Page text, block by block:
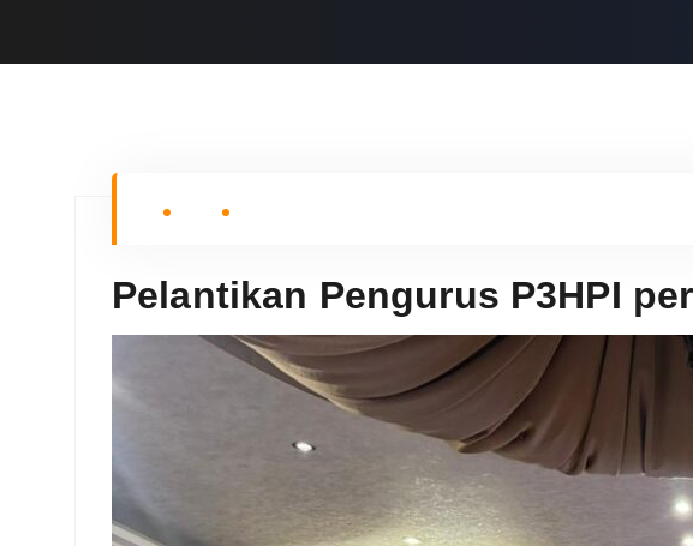
Pelantikan Pengurus P3HPI